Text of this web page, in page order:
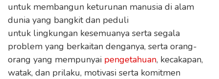
untuk membangun keturunan manusia di alam
dunia yang bangkit dan peduli
untuk lingkungan kesemuanya serta segala
problem yang berkaitan denganya, serta orang-
orang yang mempunyai pengetahuan, kecakapan,
watak, dan prilaku, motivasi serta komitmen